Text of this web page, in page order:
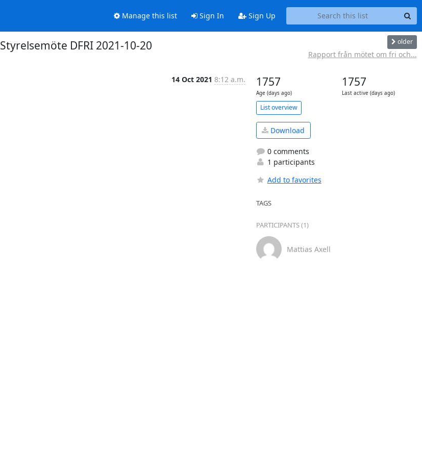
Manage this list Sign In Sign Up
Styrelsemöte DFRI 2021-10-20 older
Rapport från mötet om fri och...
14 Oct 2021 8:12 a.m. 1757
Age (days ago)
1757
Last active (days ago)
List overview
Download
0 comments
1 participants
Add to favorites
TAGS
PARTICIPANTS (1)
Mattias Axell